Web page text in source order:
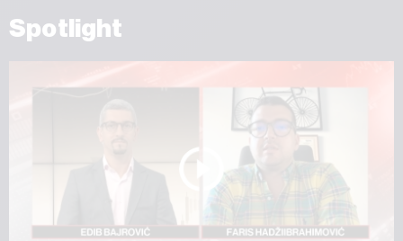
Spotlight